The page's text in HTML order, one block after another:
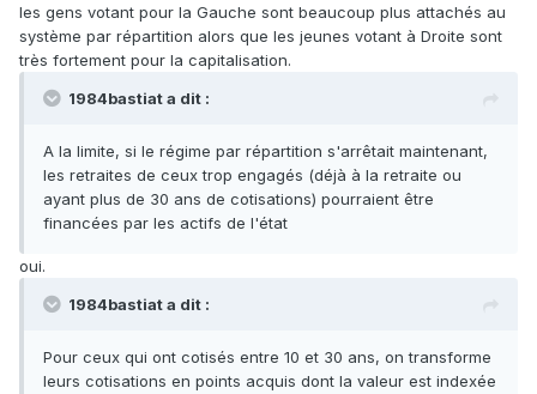
les gens votant pour la Gauche sont beaucoup plus attachés au
système par répartition alors que les jeunes votant à Droite sont
très fortement pour la capitalisation.
1984bastiat a dit :
A la limite, si le régime par répartition s'arrêtait maintenant,
les retraites de ceux trop engagés (déjà à la retraite ou
ayant plus de 30 ans de cotisations) pourraient être
financées par les actifs de l'état
oui.
1984bastiat a dit :
Pour ceux qui ont cotisés entre 10 et 30 ans, on transforme
leurs cotisations en points acquis dont la valeur est indexée